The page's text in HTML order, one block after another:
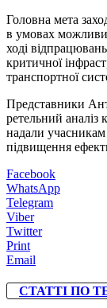
Головна мета
в умовах
ході
критичної
транспортної
Представники
ретельний аналіз
надали
підвищення
Facebook
WhatsApp
Telegram
Viber
Twitter
Print
Email
СТАТТІ ПО